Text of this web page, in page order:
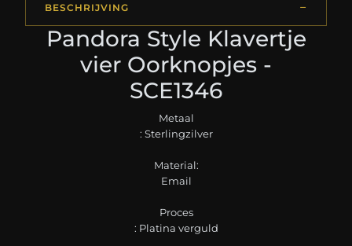
BESCHRIJVING
Pandora Style Klavertje
vier Oorknopjes -
SCE1346
Metaal
: Sterlingzilver
Material:
Email
Proces
: Platina verguld